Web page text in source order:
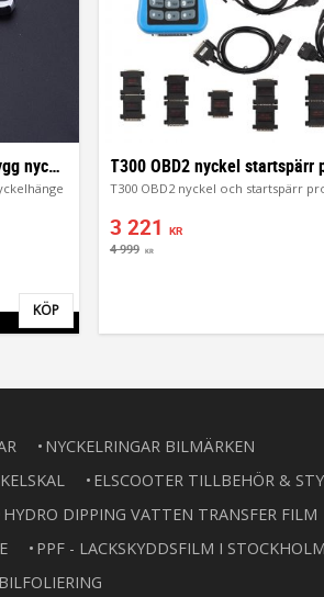
Ford Mustang Nyckelring | Snygg nyckelhänge
Lägg till i favoriter
KÖP
3 221 KR
4 999 KR
NYCKELRINGAR BILMÄRKEN
ELSCOOTER TILLBEHÖR &
HYDRO DIPPING VATTEN TRANSFER FILM
PPF - LACKSKYDDSFILM I STOCKHOLM